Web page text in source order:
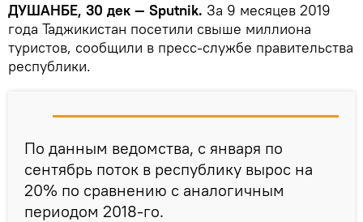
ДУШАНБЕ, 30 дек — Sputnik. За 9 месяцев 2019
года Таджикистан посетили свыше миллиона
туристов, сообщили в пресс-службе правительства
республики.
По данным ведомства, с января по
сентябрь поток в республику вырос на
20% по сравнению с аналогичным
периодом 2018-го.